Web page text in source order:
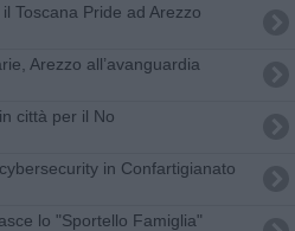
Toscana Pride ad Arezzo
Arezzo all’avanguardia
città per il No
in Confartigianato
lo "Sportello Famiglia"